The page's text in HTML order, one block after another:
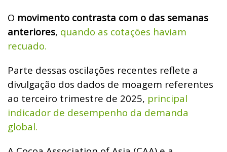
O movimento contrasta com o das semanas
anteriores, quando as cotações haviam
recuado.
Parte dessas oscilações recentes reflete a
divulgação dos dados de moagem referentes
ao terceiro trimestre de 2025, principal
indicador de desempenho da demanda
global.